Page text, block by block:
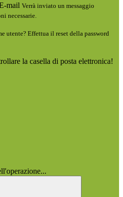
mail Verrà inviato un messaggio
necessarie.
utente? Effettua il reset della password
la casella di posta elettronica!